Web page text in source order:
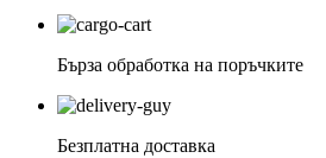
Бърза обработка на поръчките
Безплатна доставка